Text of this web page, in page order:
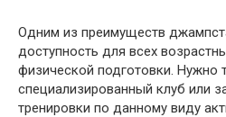
Одним из преимуществ
доступность для всех
физической подготовки. Нужно
специализированный клуб или
тренировки по данному виду